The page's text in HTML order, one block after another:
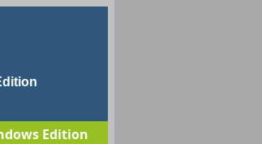
Edition